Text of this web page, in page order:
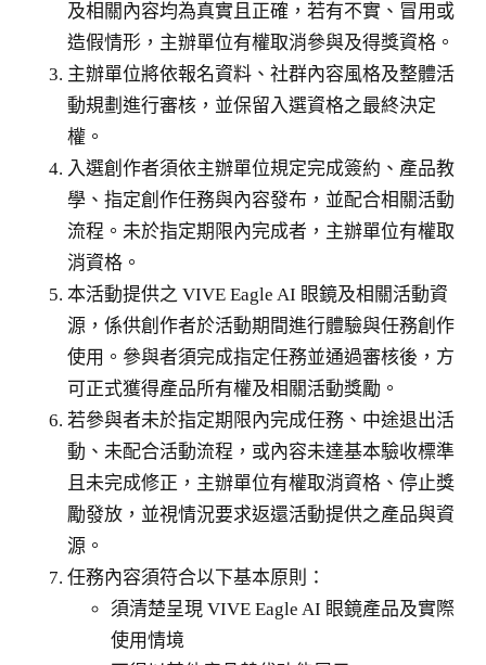
及相關內容均為真實且正確，若有不實、冒用或
造假情形，主辦單位有權取消參與及得獎資格。
主辦單位將依報名資料、社群內容風格及整體活
動規劃進行審核，並保留入選資格之最終決定
權。
入選創作者須依主辦單位規定完成簽約、產品教
學、指定創作任務與內容發布，並配合相關活動
流程。未於指定期限內完成者，主辦單位有權取
消資格。
本活動提供之 VIVE Eagle AI 眼鏡及相關活動資
源，係供創作者於活動期間進行體驗與任務創作
使用。參與者須完成指定任務並通過審核後，方
可正式獲得產品所有權及相關活動獎勵。
若參與者未於指定期限內完成任務、中途退出活
動、未配合活動流程，或內容未達基本驗收標準
且未完成修正，主辦單位有權取消資格、停止獎
勵發放，並視情況要求返還活動提供之產品與資
源。
任務內容須符合以下基本原則：
須清楚呈現 VIVE Eagle AI 眼鏡產品及實際
使用情境